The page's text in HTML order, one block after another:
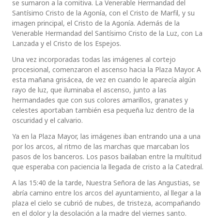
se sumaron a la comitiva. La Venerable Hermandad del
Santísimo Cristo de la Agonía, con el Cristo de Marfil, y su
imagen principal, el Cristo de la Agonía. Además de la
Venerable Hermandad del Santísimo Cristo de la Luz, con La
Lanzada y el Cristo de los Espejos.
Una vez incorporadas todas las imágenes al cortejo
procesional, comenzaron el ascenso hacia la Plaza Mayor. A
esta mañana grisácea, de vez en cuando le aparecía algún
rayo de luz, que iluminaba el ascenso, junto a las
hermandades que con sus colores amarillos, granates y
celestes aportaban también esa pequeña luz dentro de la
oscuridad y el calvario.
Ya en la Plaza Mayor, las imágenes iban entrando una a una
por los arcos, al ritmo de las marchas que marcaban los
pasos de los banceros. Los pasos bailaban entre la multitud
que esperaba con paciencia la llegada de cristo a la Catedral.
A las 15:40 de la tarde, Nuestra Señora de las Angustias, se
abría camino entre los arcos del ayuntamiento, al llegar a la
plaza el cielo se cubrió de nubes, de tristeza, acompañando
en el dolor y la desolación a la madre del viernes santo.